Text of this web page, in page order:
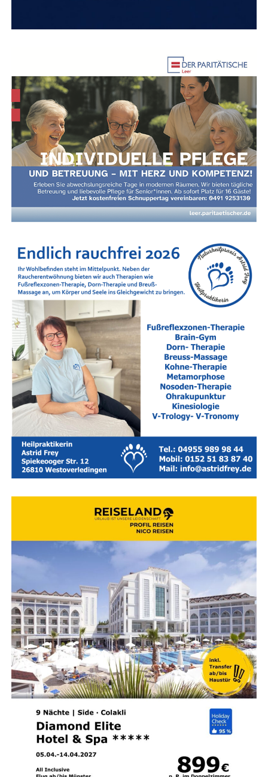
Wor­an mer­ken Sie, dass Sie im
„Funk­ti­ons-Modus“ feststecken?
Die fol­gen­den Sym­pto­me sind häu­fi­ge Indi­ka­to­ren dafür,
dass Ihr Sys­tem Hil­fe benötigt:
Psy­chi­sche Belas­tung:Erschöp­fung, Trau­rig­keit,
ein Gefühl inne­rer Lee­re, Angst, stän­di­ges Grü­beln
oder tief­sit­zen­de Selbstzweifel.
Psy­cho­so­ma­ti­sche Signa­le:Schlaf­stö­run­gen,
chro­ni­sche Ver­span­nun­gen, Ver­dau­ungs­pro­ble­me,
Zäh­ne­knir­schen oder eine blei­er­ne Müdigkeit.
Lebens­kri­sen & Umbrü­che:
Beruf, Trau­er­pro­zes­se, Tren­nun­gen, fami­liä­re Kon­
flik­te oder die Suche nach dem Sinn in neu­en
Lebens­pha­sen (wie dem Ren­ten­ein­tritt oder dem
Aus­zug der Kinder).
Den Kreis­lauf durchbrechen
Hei­lung beginnt dort, wo wir auf­hö­ren zu kämp­fen und
anfan­gen hin­zu­schau­en. Gemein­sam fin­den wir her­aus,
wie wir Ihren Kopf ent­las­ten und Ihren Kör­per wie­der in
Ihre aktu­el­le Lebenssituation.
Sie müs­sen die­sen Weg nicht allei­ne gehen. Wenn Sie
das Gefühl haben, fest­zu­ste­cken, las­sen Sie uns gemein­
sam schau­en, was Ihr Kör­per Ihnen sagen möchte.
„Ganz gleich, wie
beschwer­lich das Ges­
tern war, stets kannst du
im Heu­te von Neu­em
anfan­gen.“ (Bud­dha)
Kon­takt & Beratung
Ger­ne beglei­te ich Sie auf Ihrem Weg zu mehr Leich­tig­
keit und inne­rer Balance.
Natur­heil­pra­xis Astrid Frey
Spie­ker­oo­ger Str. 12, 26810